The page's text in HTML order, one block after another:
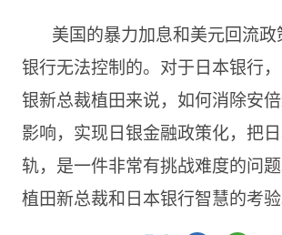
美国的暴力加息和美元回流
银行无法控制的。对于日本银行
银新总裁植田来说，如何消除安
影响，实现日银金融政策化，把
轨，是一件非常有挑战难度的问
植田新总裁和日本银行智慧的考验